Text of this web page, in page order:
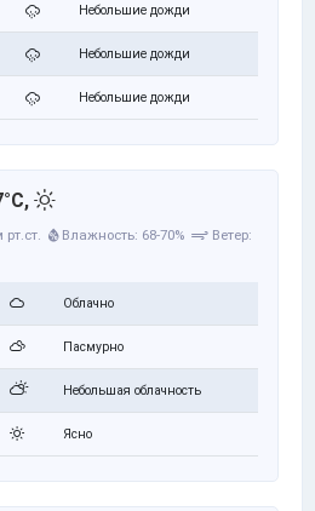
Небольшие дожди
Небольшие дожди
Небольшие дожди
рт.ст. Влажность: 68-70%
Ветер:
Облачно
Пасмурно
Небольшая облачность
Ясно